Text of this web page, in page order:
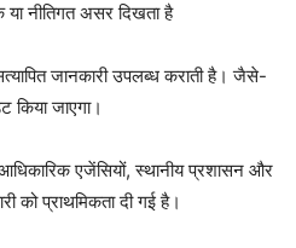
या नीतिगत असर दिखता है
जानकारी उपलब्ध कराती है। जैसे-
जाएगा।
एजेंसियों, स्थानीय प्रशासन और
को प्राथमिकता दी गई है।